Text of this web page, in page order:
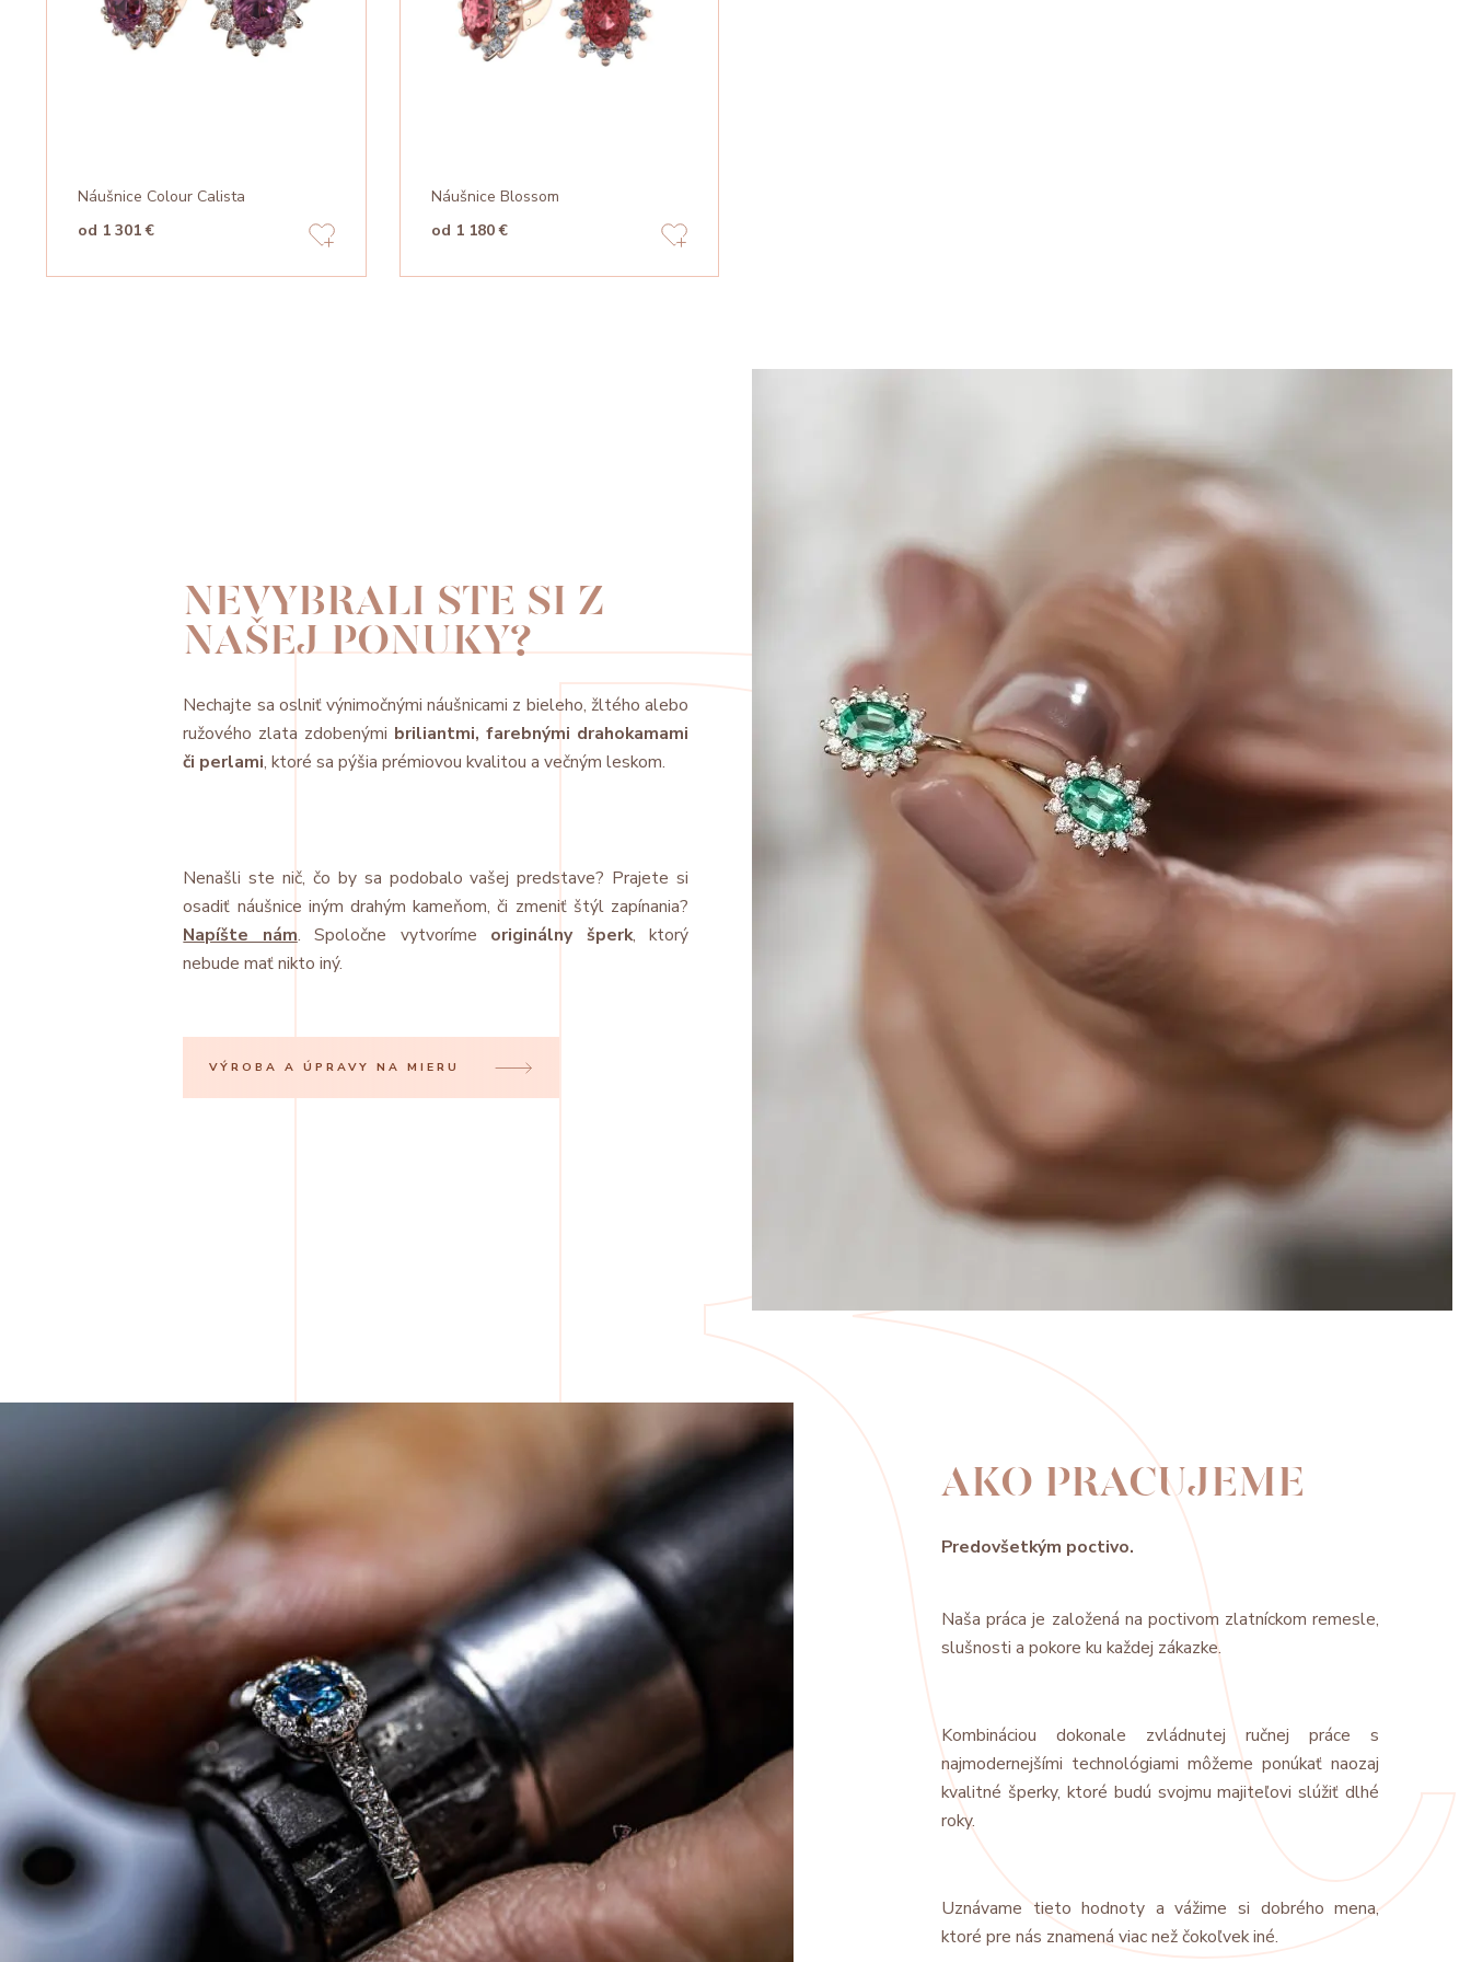
Náušnice Colour Calista
od 1 301 €
Náušnice Blossom
od 1 180 €
NEVYBRALI STE SI Z
NAŠEJ PONUKY?
Nechajte sa oslniť výnimočnými náušnicami z bieleho, žltého alebo
ružového zlata zdobenými briliantmi, farebnými drahokamami
či perlami, ktoré sa pýšia prémiovou kvalitou a večným leskom.
Nenašli ste nič, čo by sa podobalo vašej predstave? Prajete si
osadiť náušnice iným drahým kameňom, či zmeniť štýl zapínania?
Napíšte nám. Spoločne vytvoríme originálny šperk, ktorý
nebude mať nikto iný.
VÝROBA A ÚPRAVY NA MIERU
AKO PRACUJEME
Predovšetkým poctivo.
Naša práca je založená na poctivom zlatníckom remesle,
slušnosti a pokore ku každej zákazke.
Kombináciou dokonale zvládnutej ručnej práce s
najmodernejšími technológiami môžeme ponúkať naozaj
kvalitné šperky, ktoré budú svojmu majiteľovi slúžiť dlhé
roky.
Uznávame tieto hodnoty a vážime si dobrého mena,
ktoré pre nás znamená viac než čokoľvek iné.